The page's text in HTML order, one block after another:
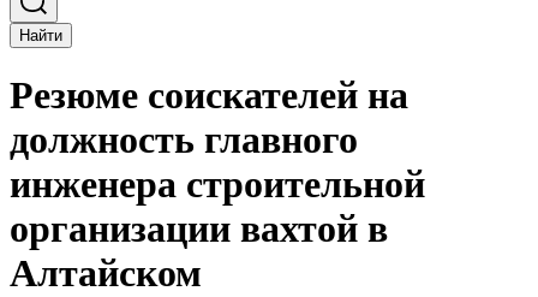
Найти
Резюме соискателей на
должность главного
инженера строительной
организации вахтой в
Алтайском